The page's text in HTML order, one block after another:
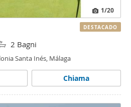
1/20
2 Bagni
Santa Inés, Málaga
Chiama
DESTACADO